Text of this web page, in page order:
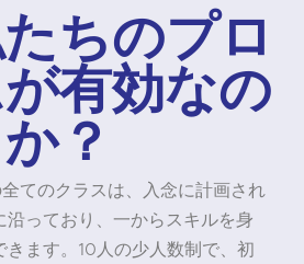
ちのプロ
有効なの
か？
てのクラスは、入念に計画され
沿っており、一からスキルを身
きます。10人の少人数制で、初